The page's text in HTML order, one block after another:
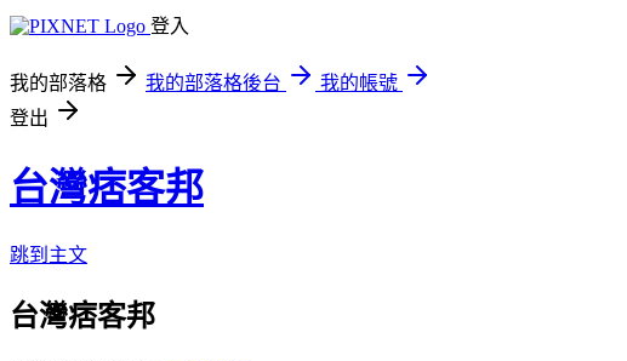
登入
我的部落格 我的部落格後台
我的帳號
登出
台灣痞客邦
跳到主文
台灣痞客邦